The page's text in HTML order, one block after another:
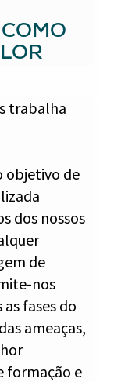
trabalha
objetivo de
dos nossos
de
nos
fases do
ameaças,
formação e